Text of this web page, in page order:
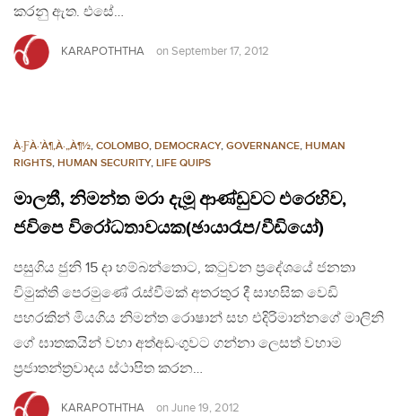
කරනු ඇත. එසේ…
KARAPOTHTHA on September 17, 2012
À·ƑÀ·’À¶‚À·„À¶½, COLOMBO, DEMOCRACY, GOVERNANCE, HUMAN
RIGHTS, HUMAN SECURITY, LIFE QUIPS
මාලතී, නිමන්ත මරා දැමූ ආණ්ඩුවට එරෙහිව,
ජවිපෙ විරෝධතාවයක(ඡායාරෑප/වීඩියෝ)
පසුගිය ජුනි 15 දා හම්බන්තොට, කටුවන ප්‍රදේශයේ ජනතා
විමුක්ති පෙරමුණේ රැස්වීමක් අතරතුර දී සාහසික වෙඩි
පහරකින් මියගිය නිමන්ත රොෂාන් සහ එදිරිමාන්නගේ මාලිනි
ගේ ඝාතකයින් වහා අත්අඩංගුවට ගන්නා ලෙසත් වහාම
ප්‍රජාතන්ත්‍රවාදය ස්ථාපිත කරන…
KARAPOTHTHA on June 19, 2012